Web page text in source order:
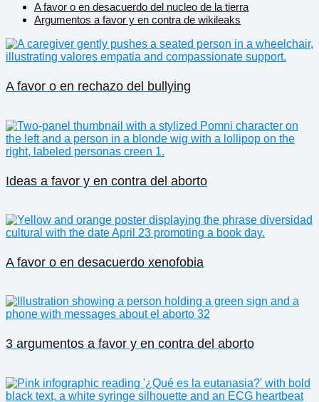
A favor o en desacuerdo del nucleo de la tierra
Argumentos a favor y en contra de wikileaks
A favor o en rechazo del bullying
Ideas a favor y en contra del aborto
A favor o en desacuerdo xenofobia
3 argumentos a favor y en contra del aborto